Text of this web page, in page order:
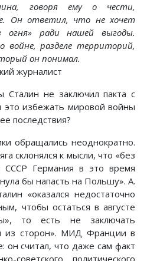
говоря ему о чести,
Он ответил, что не хочет
ради нашей выгоды.
войне, разделе территорий,
он понимал.
журналист
не заключил пакта с
избежать мировой войны
последствия?
обращались неоднократно.
склонялся к мысли, что «без
СССР Германия в это время
бы напасть на Польшу». А.
«оказался недостаточно
чтобы остаться в августе
то есть не заключать
из сторон». МИД Франции в
считал, что даже сам факт